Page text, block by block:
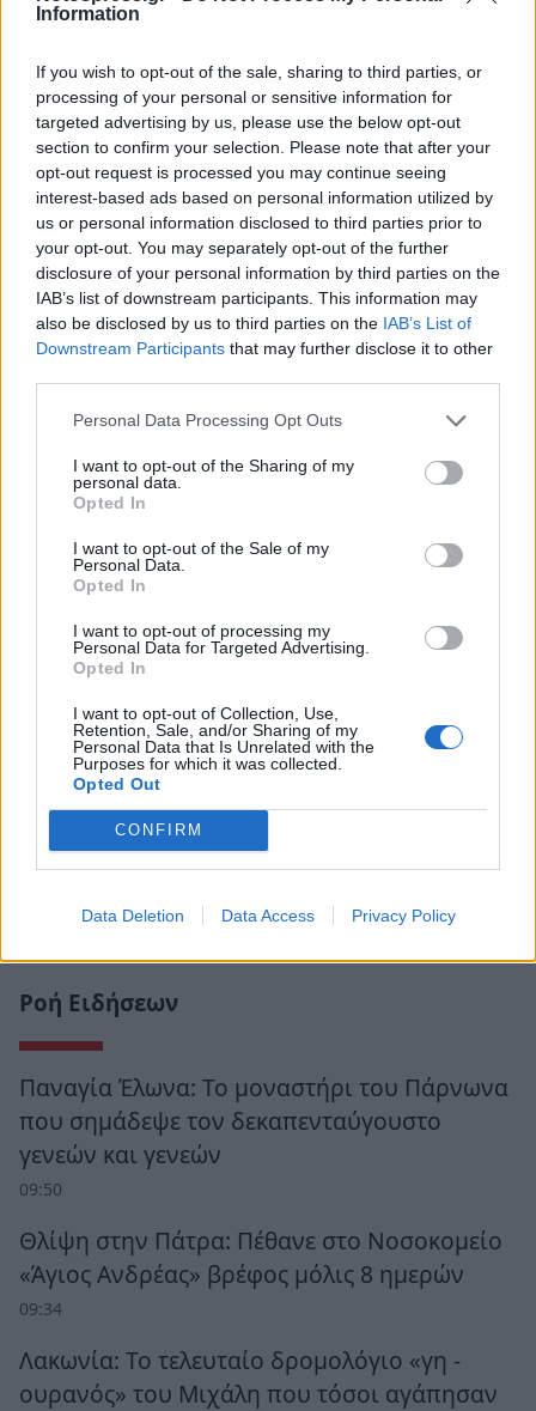
Information
If you wish to opt-out of the sale, sharing to third parties, or
processing of your personal or sensitive information for
targeted advertising by us, please use the below opt-out
section to confirm your selection. Please note that after your
opt-out request is processed you may continue seeing
interest-based ads based on personal information utilized by
us or personal information disclosed to third parties prior to
your opt-out. You may separately opt-out of the further
disclosure of your personal information by third parties on the
IAB’s list of downstream participants. This information may
also be disclosed by us to third parties on the IAB’s List of
Downstream Participants that may further disclose it to other
Personal Data Processing Opt Outs
I want to opt-out of the Sharing of my
personal data.
Opted In
I want to opt-out of the Sale of my
Personal Data.
Opted In
I want to opt-out of processing my
Personal Data for Targeted Advertising.
Opted In
I want to opt-out of Collection, Use,
Retention, Sale, and/or Sharing of my
Personal Data that Is Unrelated with the
Purposes for which it was collected.
Opted Out
CONFIRM
Data Deletion Data Access Privacy Policy
δύο φυτά κάνναβης και μικροποσότητα
Ροή Ειδήσεων
Παναγία Έλωνα: Το μοναστήρι του Πάρνωνα
που σημάδεψε τον δεκαπενταύγουστο
γενεών και γενεών
09:50
Θλίψη στην Πάτρα: Πέθανε στο Νοσοκομείο
«Άγιος Ανδρέας» βρέφος μόλις 8 ημερών
09:34
Λακωνία: Το τελευταίο δρομολόγιο «γη -
ουρανός» του Μιχάλη που τόσοι αγάπησαν